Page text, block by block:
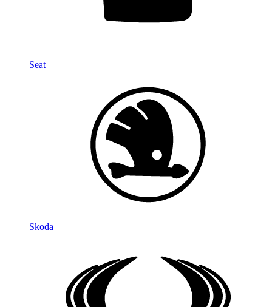
Seat
Skoda